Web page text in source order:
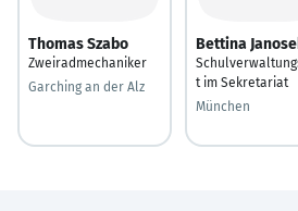
Thomas Szabo
Zweiradmechaniker
Garching an der Alz
Bettina
t im Sekretariat
München